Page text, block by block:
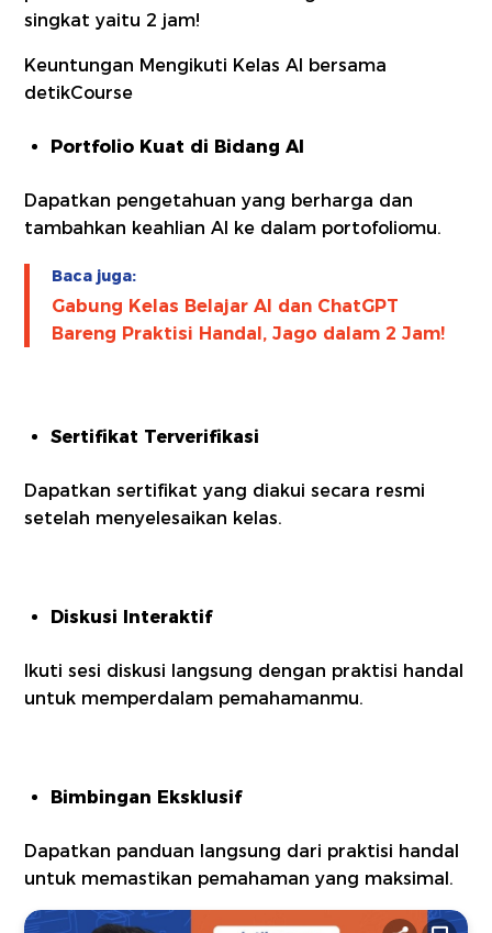
singkat yaitu 2 jam!
Keuntungan Mengikuti Kelas AI bersama
detikCourse
Portfolio Kuat di Bidang AI
Dapatkan pengetahuan yang berharga dan
tambahkan keahlian AI ke dalam portofoliomu.
Baca juga:
Gabung Kelas Belajar AI dan ChatGPT
Bareng Praktisi Handal, Jago dalam 2 Jam!
Sertifikat Terverifikasi
Dapatkan sertifikat yang diakui secara resmi
setelah menyelesaikan kelas.
Diskusi Interaktif
Ikuti sesi diskusi langsung dengan praktisi handal
untuk memperdalam pemahamanmu.
Bimbingan Eksklusif
Dapatkan panduan langsung dari praktisi handal
untuk memastikan pemahaman yang maksimal.